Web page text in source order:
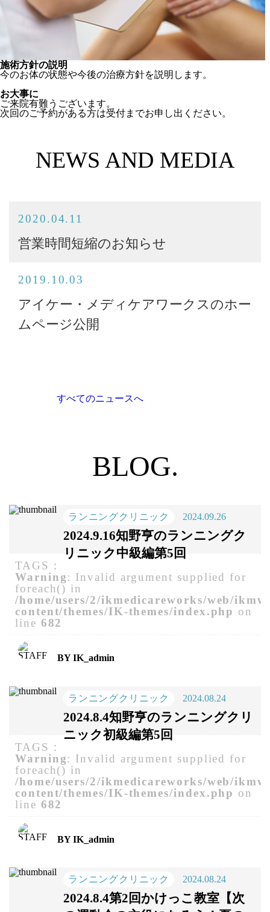
施術方針の説明
今のお体の状態や今後の治療方針を説明します。
お大事に
ご来院有難うございます。
次回のご予約がある方は受付までお申し出ください。
NEWS AND MEDIA
すべてのニュースへ
2020.04.11
営業時間短縮のお知らせ
2019.10.03
アイケー・メディケアワークスのホー
ムページ公開
BLOG.
ランニングクリニック 2024.09.26
2024.9.16知野亨のランニングク
リニック中級編第5回
TAGS：
Warning: Invalid argument supplied for
foreach() in
/home/users/2/ikmedicareworks/web/
content/themes/IK-themes/index.php on
line 682
BY IK_admin
ランニングクリニック 2024.08.24
2024.8.4知野亨のランニングクリ
ニック初級編第5回
TAGS：
Warning: Invalid argument supplied for
foreach() in
/home/users/2/ikmedicareworks/web/
content/themes/IK-themes/index.php on
line 682
BY IK_admin
ランニングクリニック 2024.08.24
2024.8.4第2回かけっこ教室【次